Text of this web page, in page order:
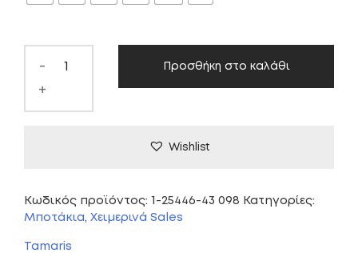
-
+
Προσθήκη στο καλάθι
Wishlist
Κωδικός προϊόντος: 1-25446-43 098 Κατηγορίες:
Μποτάκια, Χειμερινά Sales
Tamaris